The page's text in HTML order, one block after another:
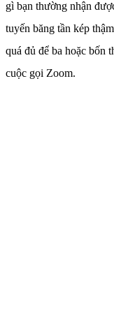
gì bạn thường nhận
tuyến băng tần kép
quá đủ để ba hoặc bốn
cuộc gọi Zoom.